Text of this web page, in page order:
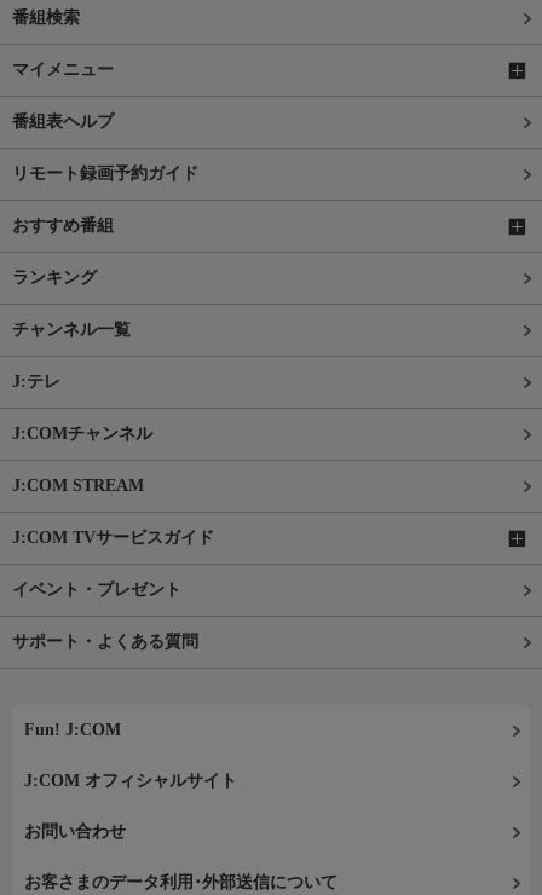
番組検索
マイメニュー
番組表ヘルプ
リモート録画予約ガイド
おすすめ番組
ランキング
チャンネル一覧
J:テレ
J:COMチャンネル
J:COM STREAM
J:COM TVサービスガイド
イベント・プレゼント
サポート・よくある質問
Fun! J:COM
J:COM オフィシャルサイト
お問い合わせ
お客さまのデータ利用･外部送信について